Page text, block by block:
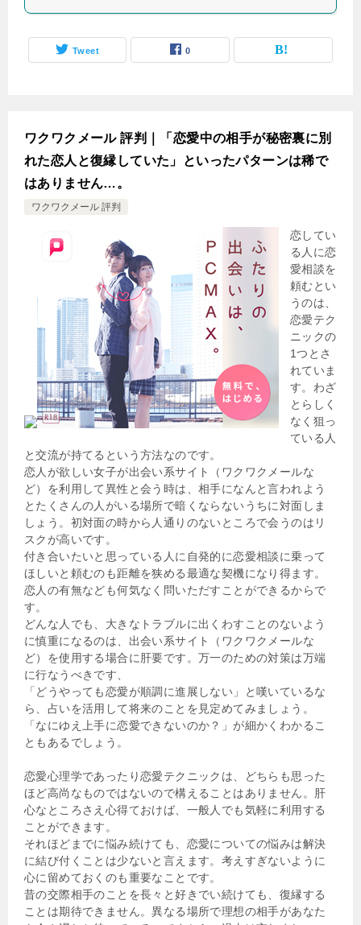
Tweet 0
ワクワクメール 評判｜「恋愛中の相手が秘密裏に別
れた恋人と復縁していた」といったパターンは稀で
はありません…。
ワクワクメール 評判
恋してい
る人に恋
愛相談を
頼むとい
うのは、
恋愛テク
ニックの
1つとさ
れていま
す。わざ
とらしく
なく狙っ
ている人
と交流が持てるという方法なのです。
恋人が欲しい女子が出会い系サイト（ワクワクメールな
ど）を利用して異性と会う時は、相手になんと言われよう
とたくさんの人がいる場所で暗くならないうちに対面しま
しょう。初対面の時から人通りのないところで会うのはリ
スクが高いです。
付き合いたいと思っている人に自発的に恋愛相談に乗って
ほしいと頼むのも距離を狭める最適な契機になり得ます。
恋人の有無なども何気なく問いただすことができるからで
す。
どんな人でも、大きなトラブルに出くわすことのないよう
に慎重になるのは、出会い系サイト（ワクワクメールな
ど）を使用する場合に肝要です。万一のための対策は万端
に行なうべきです、
「どうやっても恋愛が順調に進展しない」と嘆いているな
ら、占いを活用して将来のことを見定めてみましょう。
「なにゆえ上手に恋愛できないのか？」が細かくわかるこ
ともあるでしょう。
恋愛心理学であったり恋愛テクニックは、どちらも思った
ほど高尚なものではないので構えることはありません。肝
心なところさえ心得ておけば、一般人でも気軽に利用する
ことができます。
それほどまでに悩み続けても、恋愛についての悩みは解決
に結び付くことは少ないと言えます。考えすぎないように
心に留めておくのも重要なことです。
昔の交際相手のことを長々と好きでい続けても、復縁する
ことは期待できません。異なる場所で理想の相手があなた